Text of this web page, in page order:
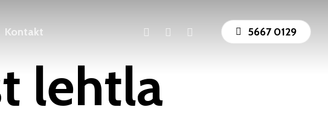
Kontakt facebookyoutubeinstagram 5667 0129
lehtla